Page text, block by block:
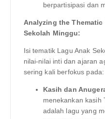
berpartisipasi dan
Analyzing the
Sekolah Minggu:
Isi tematik Lagu Anak
nilai-nilai inti dan ajaran
sering kali berfokus pada:
Kasih dan
menekankan kasih
adalah lagu yang